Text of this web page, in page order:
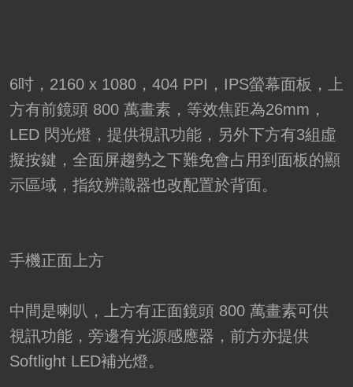
6吋，2160 x 1080，404 PPI，IPS螢幕面板，上
方有前鏡頭 800 萬畫素，等效焦距為26mm，
LED 閃光燈，提供視訊功能，另外下方有3組虛
擬按鍵，全面屏趨勢之下難免會占用到面板的顯
示區域，指紋辨識器也改配置於背面。
手機正面上方
中間是喇叭，上方有正面鏡頭 800 萬畫素可供
視訊功能，旁邊有光源感應器，前方亦提供
Softlight LED補光燈。